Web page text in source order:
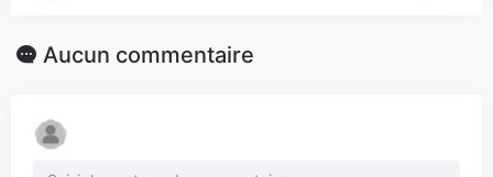
Aucun commentaire